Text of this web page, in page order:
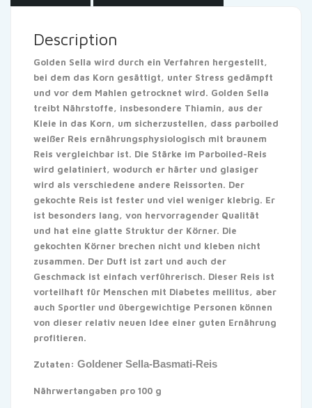
Description
Golden Sella wird durch ein Verfahren hergestellt,
bei dem das Korn gesättigt, unter Stress gedämpft
und vor dem Mahlen getrocknet wird. Golden Sella
treibt Nährstoffe, insbesondere Thiamin, aus der
Kleie in das Korn, um sicherzustellen, dass parboiled
weißer Reis ernährungsphysiologisch mit braunem
Reis vergleichbar ist. Die Stärke im Parboiled-Reis
wird gelatiniert, wodurch er härter und glasiger
wird als verschiedene andere Reissorten. Der
gekochte Reis ist fester und viel weniger klebrig. Er
ist besonders lang, von hervorragender Qualität
und hat eine glatte Struktur der Körner. Die
gekochten Körner brechen nicht und kleben nicht
zusammen. Der Duft ist zart und auch der
Geschmack ist einfach verführerisch. Dieser Reis ist
vorteilhaft für Menschen mit Diabetes mellitus, aber
auch Sportler und übergewichtige Personen können
von dieser relativ neuen Idee einer guten Ernährung
profitieren.
Zutaten: Goldener Sella-Basmati-Reis
Nährwertangaben pro 100 g